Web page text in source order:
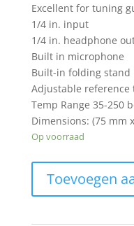
Excellent for tuning
1/4 in. input
1/4 in. headphone
Built in microphone
Built-in folding stand
Adjustable reference
Temp Range 35-250
Dimensions: (75 mm
Op voorraad
SMPToevoegen